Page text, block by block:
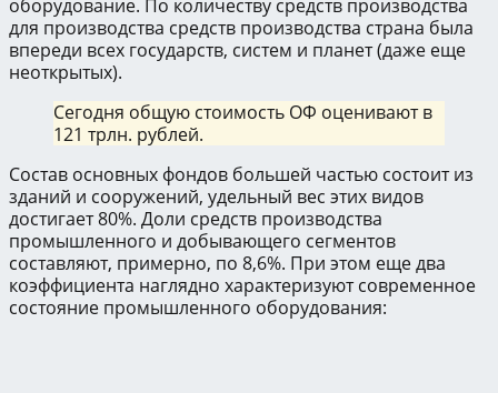
оборудование. По количеству средств производства
для производства средств производства страна была
впереди всех государств, систем и планет (даже еще
неоткрытых).
Сегодня общую стоимость ОФ оценивают в
121 трлн. рублей.
Состав основных фондов большей частью состоит из
зданий и сооружений, удельный вес этих видов
достигает 80%. Доли средств производства
промышленного и добывающего сегментов
составляют, примерно, по 8,6%. При этом еще два
коэффициента наглядно характеризуют современное
состояние промышленного оборудования: